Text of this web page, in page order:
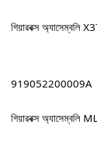
গিয়ারবক্স
919052200009A
গিয়ারবক্স অ্যাসেম্বলি